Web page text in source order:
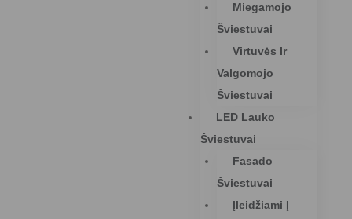
Miegamojo
Šviestuvai
Virtuvės Ir
Valgomojo
Šviestuvai
LED Lauko
Šviestuvai
Fasado
Šviestuvai
Įleidžiami Į